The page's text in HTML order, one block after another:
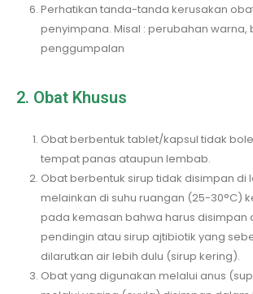
Perhatikan tanda-tanda kerusakan
penyimpana. Misal : perubahan warna,
penggumpalan
2. Obat Khusus
Obat berbentuk tablet/kapsul tidak
tempat panas ataupun lembab.
Obat berbentuk sirup tidak disimpan di
melainkan di suhu ruangan (25-30°C)
pada kemasan bahwa harus disimpan
pendingin atau sirup ajtibiotik yang
dilarutkan air lebih dulu (sirup kering).
Obat yang digunakan melalui anus